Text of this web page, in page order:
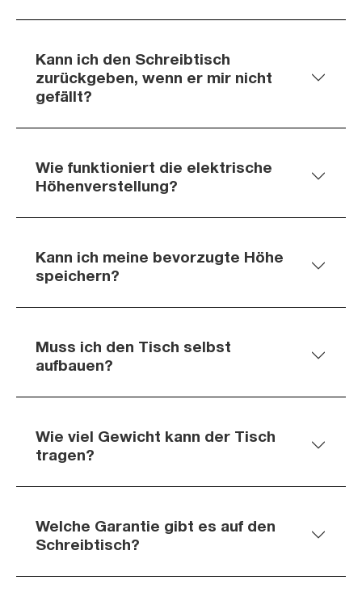
Kann ich den Schreibtisch
zurückgeben, wenn er mir nicht
gefällt?
Wie funktioniert die elektrische
Höhenverstellung?
Kann ich meine bevorzugte Höhe
speichern?
Muss ich den Tisch selbst
aufbauen?
Wie viel Gewicht kann der Tisch
tragen?
Welche Garantie gibt es auf den
Schreibtisch?